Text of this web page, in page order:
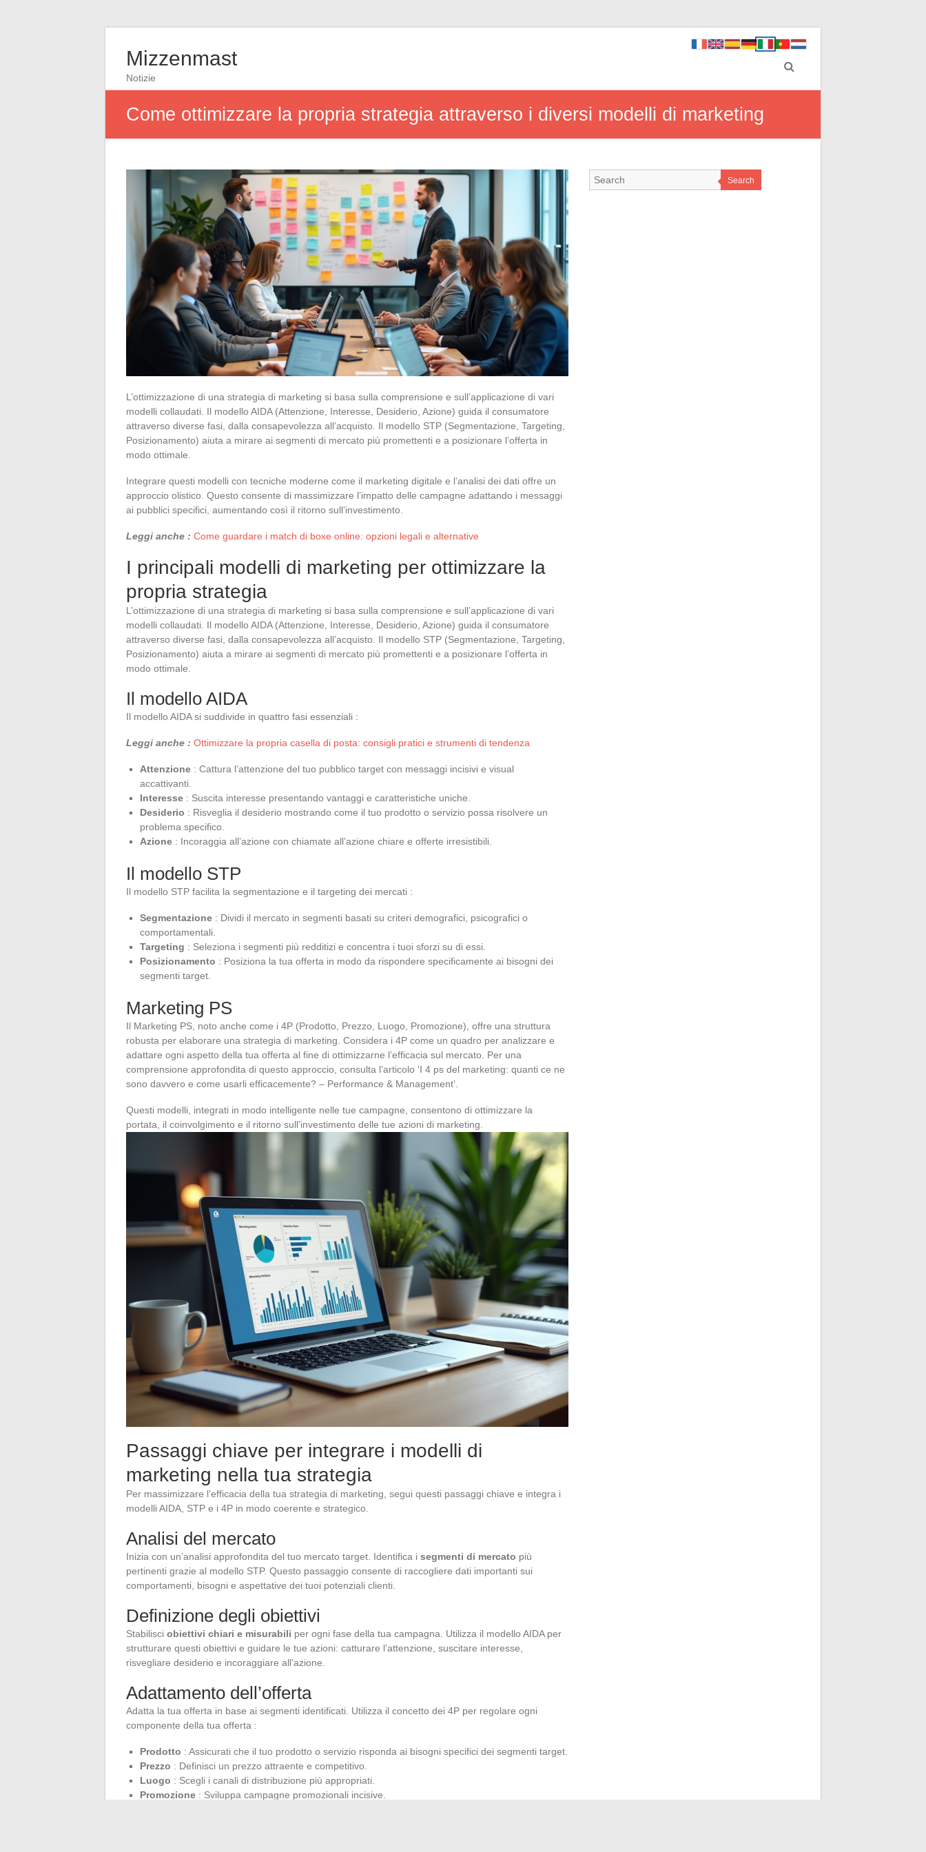
Mizzenmast
Notizie
Come ottimizzare la propria strategia attraverso i diversi modelli di marketing
L’ottimizzazione di una strategia di marketing si basa sulla comprensione e sull’applicazione di vari
modelli collaudati. Il modello AIDA (Attenzione, Interesse, Desiderio, Azione) guida il consumatore
attraverso diverse fasi, dalla consapevolezza all’acquisto. Il modello STP (Segmentazione, Targeting,
Posizionamento) aiuta a mirare ai segmenti di mercato più promettenti e a posizionare l’offerta in
modo ottimale.
Integrare questi modelli con tecniche moderne come il marketing digitale e l’analisi dei dati offre un
approccio olistico. Questo consente di massimizzare l’impatto delle campagne adattando i messaggi
ai pubblici specifici, aumentando così il ritorno sull’investimento.
Leggi anche : Come guardare i match di boxe online: opzioni legali e alternative
I principali modelli di marketing per ottimizzare la
propria strategia
L’ottimizzazione di una strategia di marketing si basa sulla comprensione e sull’applicazione di vari
modelli collaudati. Il modello AIDA (Attenzione, Interesse, Desiderio, Azione) guida il consumatore
attraverso diverse fasi, dalla consapevolezza all’acquisto. Il modello STP (Segmentazione, Targeting,
Posizionamento) aiuta a mirare ai segmenti di mercato più promettenti e a posizionare l’offerta in
modo ottimale.
Il modello AIDA
Il modello AIDA si suddivide in quattro fasi essenziali :
Leggi anche : Ottimizzare la propria casella di posta: consigli pratici e strumenti di tendenza
Attenzione : Cattura l’attenzione del tuo pubblico target con messaggi incisivi e visual
accattivanti.
Interesse : Suscita interesse presentando vantaggi e caratteristiche uniche.
Desiderio : Risveglia il desiderio mostrando come il tuo prodotto o servizio possa risolvere un
problema specifico.
Azione : Incoraggia all’azione con chiamate all’azione chiare e offerte irresistibili.
Il modello STP
Il modello STP facilita la segmentazione e il targeting dei mercati :
Segmentazione : Dividi il mercato in segmenti basati su criteri demografici, psicografici o
comportamentali.
Targeting : Seleziona i segmenti più redditizi e concentra i tuoi sforzi su di essi.
Posizionamento : Posiziona la tua offerta in modo da rispondere specificamente ai bisogni dei
segmenti target.
Marketing PS
Il Marketing PS, noto anche come i 4P (Prodotto, Prezzo, Luogo, Promozione), offre una struttura
robusta per elaborare una strategia di marketing. Considera i 4P come un quadro per analizzare e
adattare ogni aspetto della tua offerta al fine di ottimizzarne l’efficacia sul mercato. Per una
comprensione approfondita di questo approccio, consulta l’articolo ‘I 4 ps del marketing: quanti ce ne
sono davvero e come usarli efficacemente? – Performance & Management’.
Questi modelli, integrati in modo intelligente nelle tue campagne, consentono di ottimizzare la
portata, il coinvolgimento e il ritorno sull’investimento delle tue azioni di marketing.
Passaggi chiave per integrare i modelli di
marketing nella tua strategia
Per massimizzare l’efficacia della tua strategia di marketing, segui questi passaggi chiave e integra i
modelli AIDA, STP e i 4P in modo coerente e strategico.
Analisi del mercato
Inizia con un’analisi approfondita del tuo mercato target. Identifica i segmenti di mercato più
pertinenti grazie al modello STP. Questo passaggio consente di raccogliere dati importanti sui
comportamenti, bisogni e aspettative dei tuoi potenziali clienti.
Definizione degli obiettivi
Stabilisci obiettivi chiari e misurabili per ogni fase della tua campagna. Utilizza il modello AIDA per
strutturare questi obiettivi e guidare le tue azioni: catturare l’attenzione, suscitare interesse,
risvegliare desiderio e incoraggiare all’azione.
Adattamento dell’offerta
Adatta la tua offerta in base ai segmenti identificati. Utilizza il concetto dei 4P per regolare ogni
componente della tua offerta :
Prodotto : Assicurati che il tuo prodotto o servizio risponda ai bisogni specifici dei segmenti target.
Prezzo : Definisci un prezzo attraente e competitivo.
Luogo : Scegli i canali di distribuzione più appropriati.
Promozione : Sviluppa campagne promozionali incisive.
Search